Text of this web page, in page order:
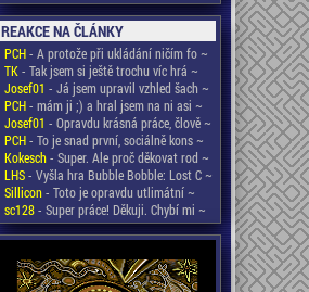
REAKCE NA ČLÁNKY
PCH- A protože při ukládání ničím fo ~
TK- Tak jsem si ještě trochu víc hrá ~
Josef01 - Já jsem upravil vzhled šach ~
PCH- mám ji ;) a hral jsem na ni asi ~
Josef01 - Opravdu krásná práce, člově ~
PCH- To je snad první, sociálně kons ~
Kokesch- Super. Ale proč děkovat rod ~
LHS- Vyšla hra Bubble Bobble: Lost C ~
Sillicon- Toto je opravdu utlimátní ~
sc128- Super práce! Děkuji. Chybí mi ~